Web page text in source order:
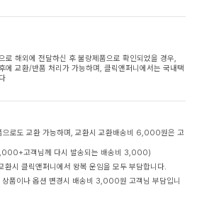
로 해외에 전달하신 후 불량제품으로 확인되었을 경우,
에 교환/반품 처리가 가능하며, 클릭앤퍼니에서는 국내택
으로도 교환 가능하며, 교환시 교환배송비 6,000원은 고
고객님께 다시 발송되는 배송비 3,000)
환시 클릭앤퍼니에서 왕복 운임을 모두 부담합니다.
품이나 옵션 변경시 배송비 3,000원 고객님 부담입니